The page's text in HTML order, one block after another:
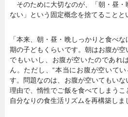
そのために大切なのが、「朝・昼・
ない」という固定概念を捨てることと
「本来、朝・昼・晩しっかりと食べ
期の子どもくらいです。朝はお腹が
でもいいし、お腹が空いたのであれ
ん。ただし、“本当にお腹が空いて
す。問題なのは、お腹が空いてもいな
理由で、惰性でご飯を食べてしまうこ
自分なりの食生活リズムを再構築しま